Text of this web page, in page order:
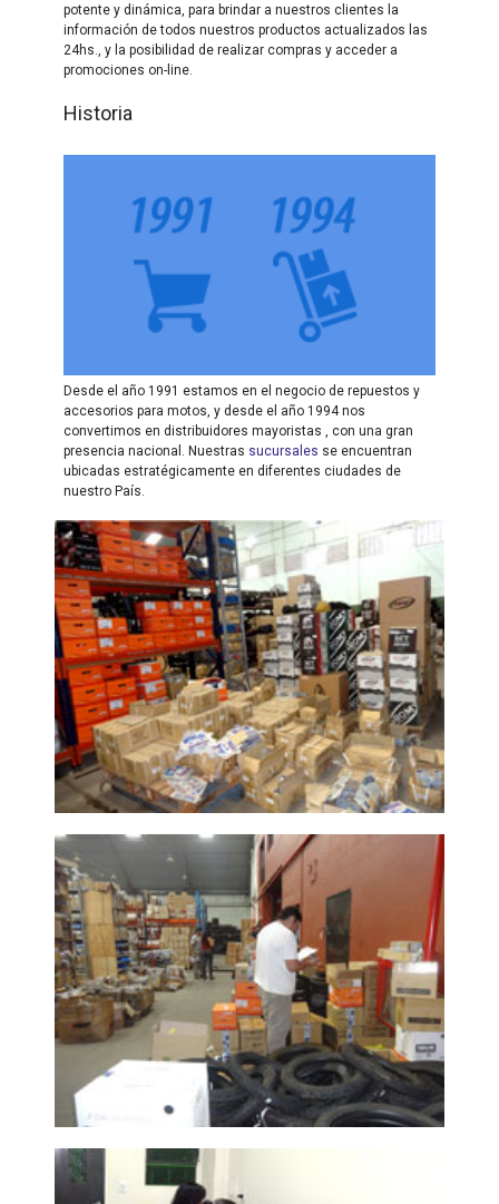
potente y dinámica, para brindar a nuestros clientes la
información de todos nuestros productos actualizados las
24hs., y la posibilidad de realizar compras y acceder a
promociones on-line.
Historia
Desde el año 1991 estamos en el negocio de repuestos y
accesorios para motos, y desde el año 1994 nos
convertimos en distribuidores mayoristas , con una gran
presencia nacional. Nuestras sucursales se encuentran
ubicadas estratégicamente en diferentes ciudades de
nuestro País.